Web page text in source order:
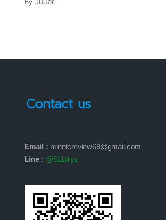
Posted
By นุ่นน้อย
Contact us
Email : minniereview69@gmail.com
Line : @511tlryz